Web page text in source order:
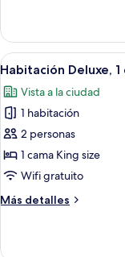
Royal,
vista
a
ciudad
Abrir
todas
las
fotos
de
Habitación
Deluxe,
cama
5
Habitación Deluxe, 1
Vista a la ciudad
1 habitación
2 personas
1 cama King size
Wifi gratuito
Más detalles
Más